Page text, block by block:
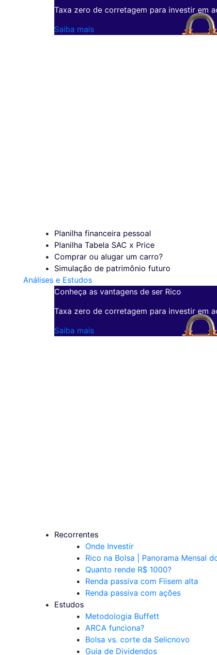
Taxa zero de corretagem para investir em
Saiba mais
Planilha financeira pessoal
Planilha Tabela SAC x Price
Comprar ou alugar um carro?
Simulação de patrimônio futuro
Análises e Estudos
Conheça as vantagens de ser Rico
Taxa zero de corretagem para investir em
Saiba mais
Recorrentes
Onde Investir
Rico na Bolsa | Panorama Mensal
Quanto rende R$ 1000?
Renda passiva com Fiisem alta
Renda passiva com ações
Estudos
Metodologia Buffett
ARCA funciona?
Bolsa vs. corte da Selicnovo
Guia de Dividendos